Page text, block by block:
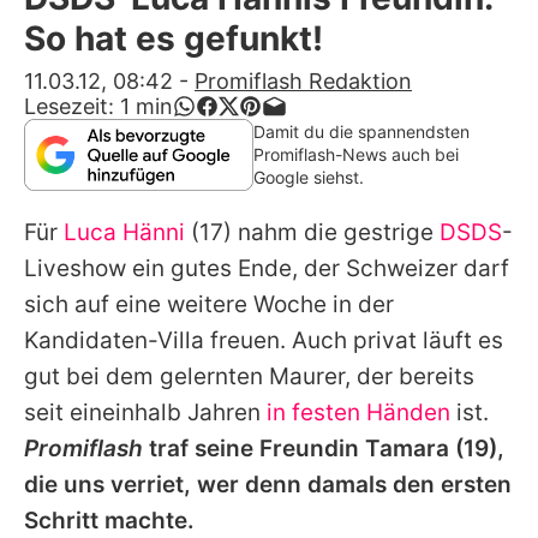
Alle Themen auf Promiflash
App runterladen
Team
Redaktionelle Richtlinien
Impressum
Nutzungsbedingungen
Utiq verwalten
So hat es gefunkt!
11.03.12, 08:42 - Promiflash Redaktion
Lesezeit: 1 min
Damit du die spannendsten
Promiflash-News auch bei
Google siehst.
Für Luca Hänni (17) nahm die gestrige DSDS-
Liveshow ein gutes Ende, der Schweizer darf
sich auf eine weitere Woche in der
Kandidaten-Villa freuen. Auch privat läuft es
gut bei dem gelernten Maurer, der bereits
seit eineinhalb Jahren in festen Händen ist.
Promiflash traf seine Freundin Tamara (19),
die uns verriet, wer denn damals den ersten
Schritt machte.